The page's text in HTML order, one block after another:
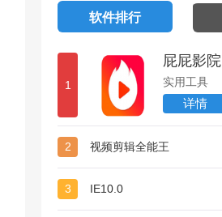
软件排行
1
屁屁影院
实用工具
详情
2 视频剪辑全能王
3 IE10.0